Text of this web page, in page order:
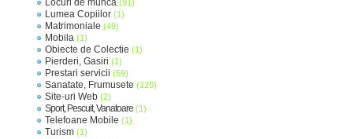
Locuri de munca (91)
Lumea Copiilor (1)
Matrimoniale (49)
Mobila (1)
Obiecte de Colectie (1)
Pierderi, Gasiri (1)
Prestari servicii (59)
Sanatate, Frumusete (120)
Site-uri Web (2)
Sport, Pescuit, Vanatoare (1)
Telefoane Mobile (1)
Turism (1)